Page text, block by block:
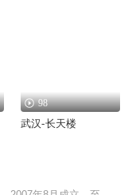
98
武汉-长天楼